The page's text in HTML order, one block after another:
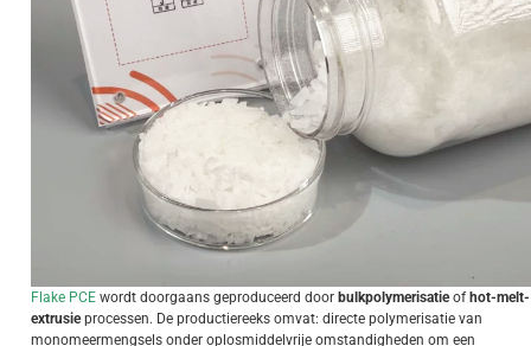
Flake PCE wordt doorgaans geproduceerd door bulkpolymerisatieof hot-melt-
extrusieprocessen. De productiereeks omvat: directe polymerisatie van
monomeermengsels onder oplosmiddelvrije omstandigheden om een